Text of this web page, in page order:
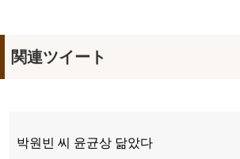
関連ツイート
박원빈 씨 윤균상 닮았다